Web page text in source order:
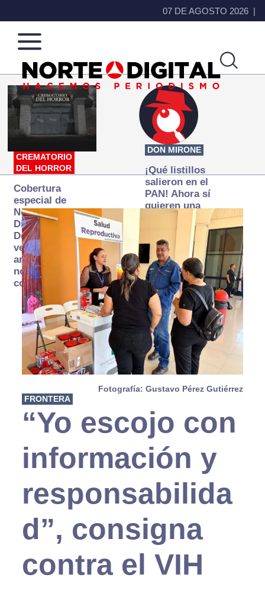
07 DE AGOSTO 2026
Norte
de
Ciudad
Más
que
noticias,
hacemos periodismo
CREMATORIO
DEL HORROR
Cobertura
especial de
Norte
Digital:
Donde la
verdad
arde… pero
no se
consume
DON MIRONE
¡Qué listillos
salieron en el
PAN! Ahora sí
quieren una
Fiscalía
autónoma… y
transexenal
Fotografía: Gustavo Pérez Gutiérrez
FRONTERA
“Yo escojo con
información y
responsabilida
d”, consigna
contra el VIH